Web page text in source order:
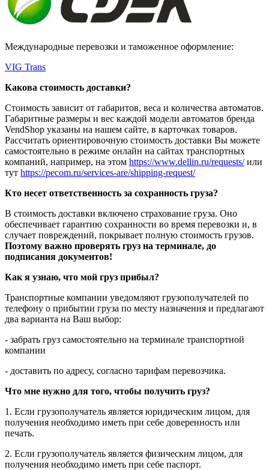
Международные перевозки и таможенное оформление:
VIG Trans
Какова стоимость доставки?
Стоимость зависит от габаритов, веса и количества автоматов.
Габаритные размеры и вес каждой модели автоматов бренда
VendShop указаны на нашем сайте, в карточках товаров.
Рассчитать ориентировочную стоимость доставки Вы можете
самостоятельно в режиме онлайн на сайтах транспортных
компаний, например, на этом https://www.dellin.ru/requests/или
тут https://pecom.ru/services-are/shipping-request/
Кто несет ответственность за сохранность груза?
В стоимость доставки включено страхование груза. Оно
обеспечивает гарантию сохранности во время перевозки и, в
случает повреждений, покрывает полную стоимость грузов.
Поэтому важно проверять груз на терминале, до
подписания документов!
Как я узнаю, что мой груз прибыл?
Транспортные компании уведомляют грузополучателей по
телефону о прибытии груза по месту назначения и предлагают
два варианта на Ваш выбор:
- забрать груз самостоятельно на терминале транспортной
компании
- доставить по адресу, согласно тарифам перевозчика.
Что мне нужно для того, чтобы получить груз?
1. Если грузополучатель является юридическим лицом, для
получения необходимо иметь при себе доверенность или
печать.
2. Если грузополучатель является физическим лицом, для
получения необходимо иметь при себе паспорт.